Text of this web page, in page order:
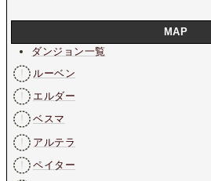
MAP
ダンジョン一覧
ルーベン
エルダー
ベスマ
アルテラ
ペイター